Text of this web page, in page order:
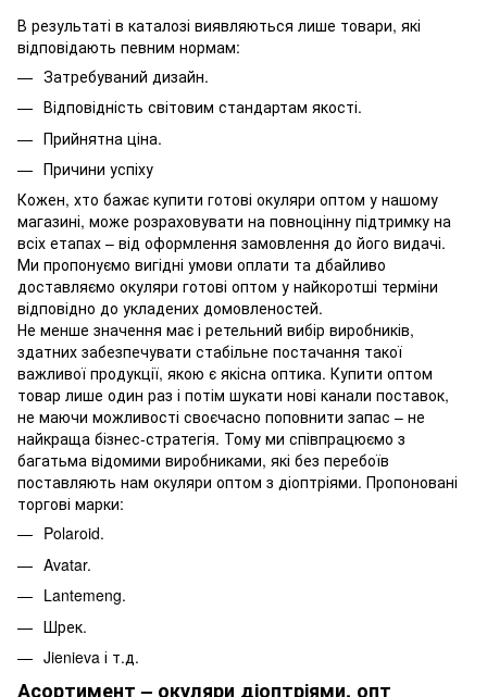
В результаті в каталозі виявляються лише товари, які
відповідають певним нормам:
Затребуваний дизайн.
Відповідність світовим стандартам якості.
Прийнятна ціна.
Причини успіху
Кожен, хто бажає купити готові окуляри оптом у нашому
магазині, може розраховувати на повноцінну підтримку на
всіх етапах – від оформлення замовлення до його видачі.
Ми пропонуємо вигідні умови оплати та дбайливо
доставляємо окуляри готові оптом у найкоротші терміни
відповідно до укладених домовленостей.
Не менше значення має і ретельний вибір виробників,
здатних забезпечувати стабільне постачання такої
важливої ​​продукції, якою є якісна оптика. Купити оптом
товар лише один раз і потім шукати нові канали поставок,
не маючи можливості своєчасно поповнити запас – не
найкраща бізнес-стратегія. Тому ми співпрацюємо з
багатьма відомими виробниками, які без перебоїв
поставляють нам окуляри оптом з діоптріями. Пропоновані
торгові марки:
Polaroid.
Avatar.
Lantemeng.
Шрек.
Jienieva і т.д.
Асортимент – окуляри діоптріями, опт